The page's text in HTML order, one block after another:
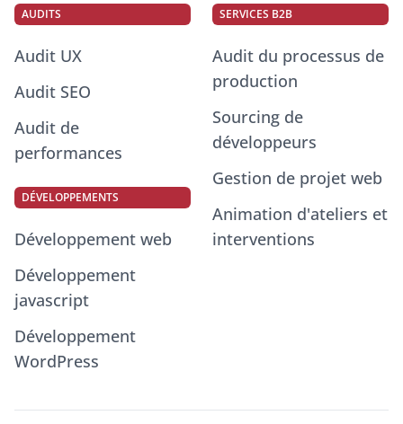
AUDITS
Audit UX
Audit SEO
Audit de
performances
DÉVELOPPEMENTS
Développement web
Développement
javascript
Développement
WordPress
SERVICES B2B
Audit du processus de
production
Sourcing de
développeurs
Gestion de projet web
Animation d'ateliers et
interventions